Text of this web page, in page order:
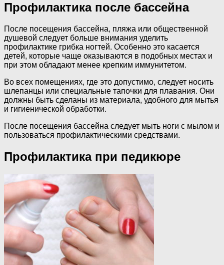
Профилактика после бассейна
После посещения бассейна, пляжа или общественной
душевой следует больше внимания уделить
профилактике грибка ногтей. Особенно это касается
детей, которые чаще оказываются в подобных местах и
при этом обладают менее крепким иммунитетом.
Во всех помещениях, где это допустимо, следует носить
шлепанцы или специальные тапочки для плавания. Они
должны быть сделаны из материала, удобного для мытья
и гигиенической обработки.
После посещения бассейна следует мыть ноги с мылом и
пользоваться профилактическими средствами.
Профилактика при педикюре